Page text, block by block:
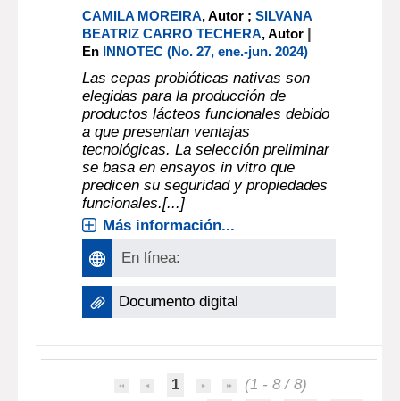
CAMILA MOREIRA, Autor ;SILVANA
BEATRIZ CARRO TECHERA, Autor |
En INNOTEC (No. 27, ene.-jun. 2024)
Las cepas probióticas nativas son
elegidas para la producción de
productos lácteos funcionales debido
a que presentan ventajas
tecnológicas. La selección preliminar
se basa en ensayos in vitro que
predicen su seguridad y propiedades
funcionales.[...]
Más información...
En línea:
Documento digital
1
(1 - 8 / 8)